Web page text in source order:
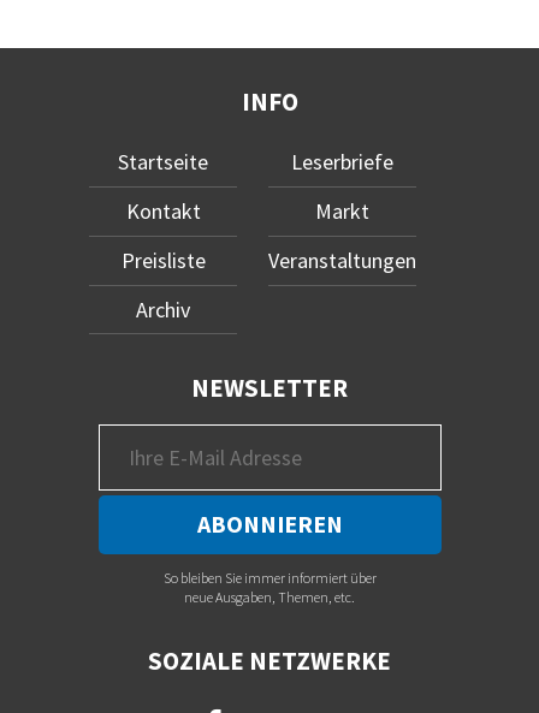
INFO
Startseite
Kontakt
Preisliste
Archiv
Leserbriefe
Markt
Veranstaltungen
NEWSLETTER
So bleiben Sie immer informiert über
neue Ausgaben, Themen, etc.
SOZIALE NETZWERKE